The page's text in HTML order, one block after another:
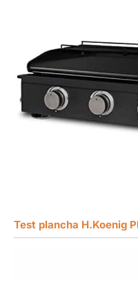
Test plancha H.Koenig